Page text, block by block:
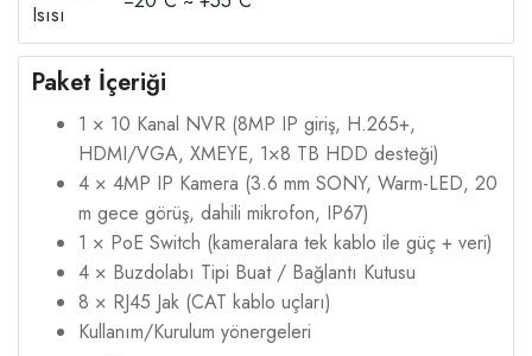
Isısı
Paket İçeriği
1 × 10 Kanal NVR (8MP IP giriş, H.265+,
HDMI/VGA, XMEYE, 1×8 TB HDD desteği)
4 × 4MP IP Kamera (3.6 mm SONY, Warm-LED, 20
m gece görüş, dahili mikrofon, IP67)
1 × PoE Switch (kameralara tek kablo ile güç + veri)
4 × Buzdolabı Tipi Buat / Bağlantı Kutusu
8 × RJ45 Jak (CAT kablo uçları)
Kullanım/Kurulum yönergeleri